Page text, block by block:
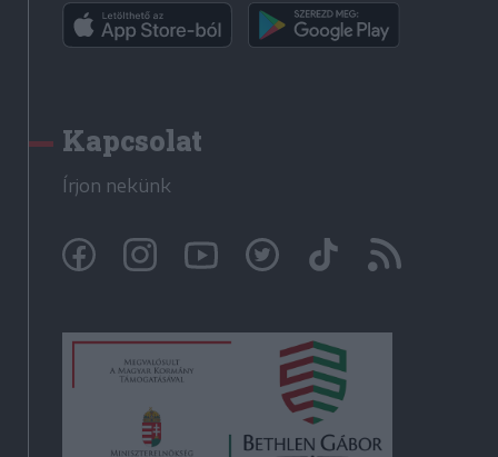
Kapcsolat
Írjon nekünk